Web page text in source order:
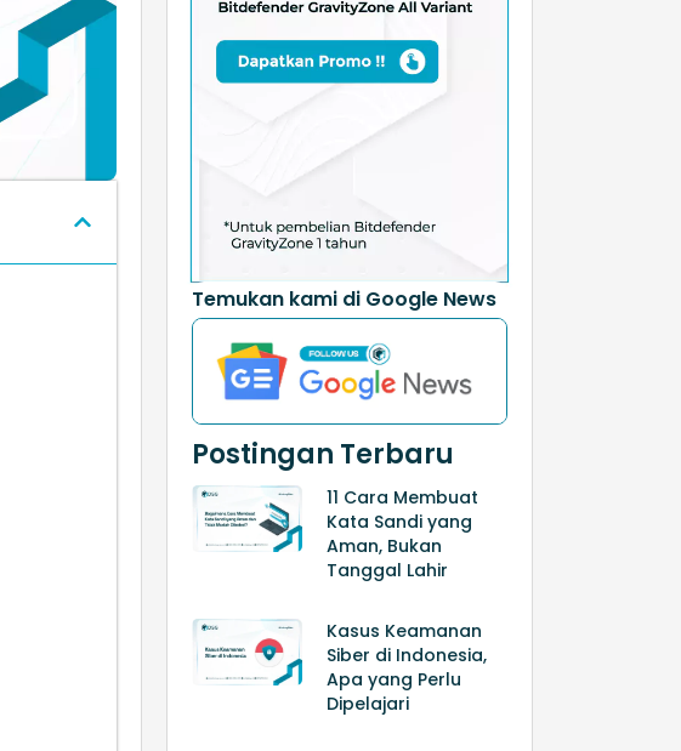
Temukan kami di Google News
Postingan Terbaru
11 Cara Membuat
Kata Sandi yang
Aman, Bukan
Tanggal Lahir
Kasus Keamanan
Siber di Indonesia,
Apa yang Perlu
Dipelajari